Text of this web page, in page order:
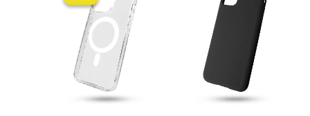
precios:
desde
$ 30.000
hasta